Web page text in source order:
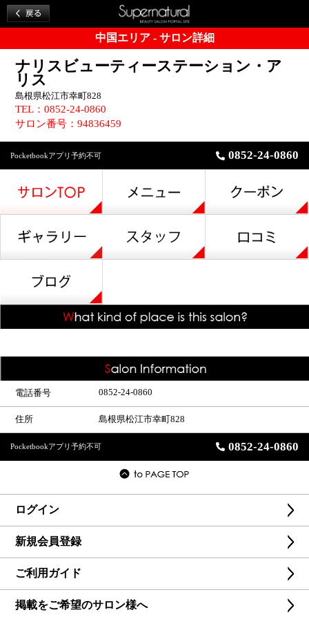
中国エリア - サロン詳細
ナリスビューティーステーション・ア
リス
島根県松江市幸町828
TEL：0852-24-0860
サロン番号：94836459
Pocketbookアプリ予約不可 0852-24-0860
電話番号 0852-24-0860
住所 島根県松江市幸町828
Pocketbookアプリ予約不可 0852-24-0860
ログイン
新規会員登録
ご利用ガイド
掲載をご希望のサロン様へ